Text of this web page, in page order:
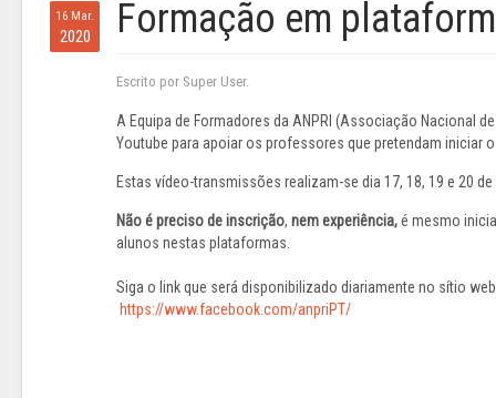
16 Mar.
2020 Formação em
Escrito por Super User.
A Equipa de Formadores da ANPRI (Associação Nacional
Youtube para apoiar os professores que pretendam iniciar
Estas vídeo-transmissões realizam-se dia 17, 18, 19 e 20
Não é preciso de inscrição, nem experiência,é mesmo
alunos nestas plataformas.
Siga o link que será disponibilizado diariamente no sítio
https://www.facebook.com/anpriPT/